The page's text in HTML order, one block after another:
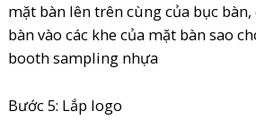
mặt bàn lên trên cùng của bục
bàn vào các khe của mặt bàn sao
booth sampling nhựa
Bước 5: Lắp logo